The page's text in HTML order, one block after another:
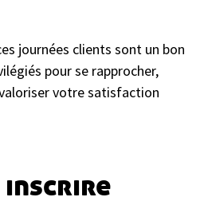
journées clients sont un bon
pour se rapprocher,
votre satisfaction
inscrire